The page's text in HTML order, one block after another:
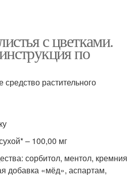
с цветками.
по
растительного
– 100,00 мг
сорбитол, ментол, кремния
добавка «мёд», аспартам,